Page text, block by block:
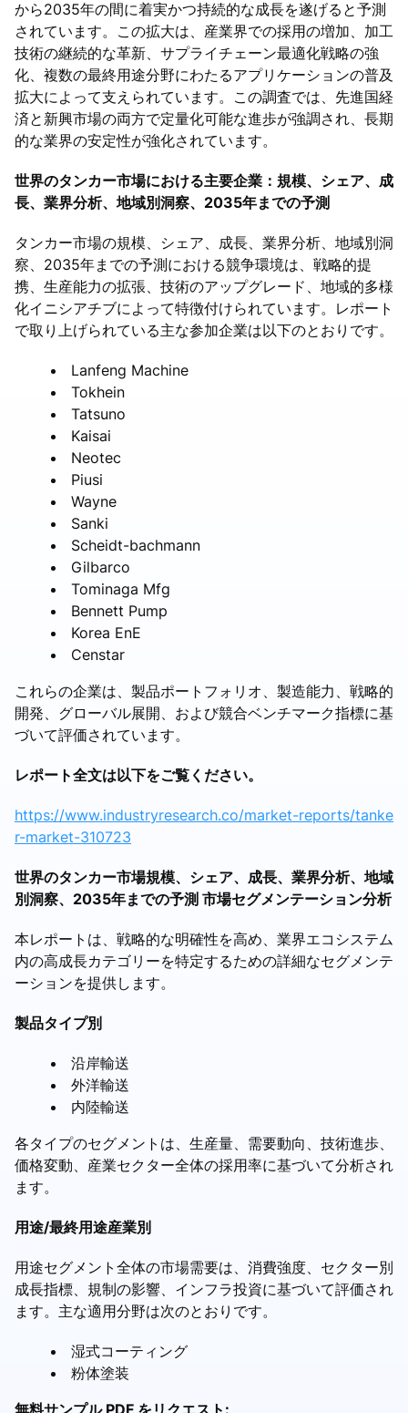
から2035年の間に着実かつ持続的な成長を遂げると予測
されています。この拡大は、産業界での採用の増加、加工
技術の継続的な革新、サプライチェーン最適化戦略の強
化、複数の最終用途分野にわたるアプリケーションの普及
拡大によって支えられています。この調査では、先進国経
済と新興市場の両方で定量化可能な進歩が強調され、長期
的な業界の安定性が強化されています。
世界のタンカー市場における主要企業：規模、シェア、成
長、業界分析、地域別洞察、2035年までの予測
タンカー市場の規模、シェア、成長、業界分析、地域別洞
察、2035年までの予測における競争環境は、戦略的提
携、生産能力の拡張、技術のアップグレード、地域的多様
化イニシアチブによって特徴付けられています。レポート
で取り上げられている主な参加企業は以下のとおりです。
Lanfeng Machine
Tokhein
Tatsuno
Kaisai
Neotec
Piusi
Wayne
Sanki
Scheidt-bachmann
Gilbarco
Tominaga Mfg
Bennett Pump
Korea EnE
Censtar
これらの企業は、製品ポートフォリオ、製造能力、戦略的
開発、グローバル展開、および競合ベンチマーク指標に基
づいて評価されています。
レポート全文は以下をご覧ください。
https://www.industryresearch.co/market-reports/tanke
r-market-310723
世界のタンカー市場規模、シェア、成長、業界分析、地域
別洞察、2035年までの予測 市場セグメンテーション分析
本レポートは、戦略的な明確性を高め、業界エコシステム
内の高成長カテゴリーを特定するための詳細なセグメンテ
ーションを提供します。
製品タイプ別
沿岸輸送
外洋輸送
内陸輸送
各タイプのセグメントは、生産量、需要動向、技術進歩、
価格変動、産業セクター全体の採用率に基づいて分析され
ます。
用途/最終用途産業別
用途セグメント全体の市場需要は、消費強度、セクター別
成長指標、規制の影響、インフラ投資に基づいて評価され
ます。主な適用分野は次のとおりです。
湿式コーティング
粉体塗装
無料サンプル PDF をリクエスト: